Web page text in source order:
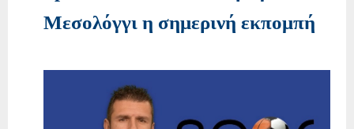
Μεσολόγγι η σημερινή εκπομπή